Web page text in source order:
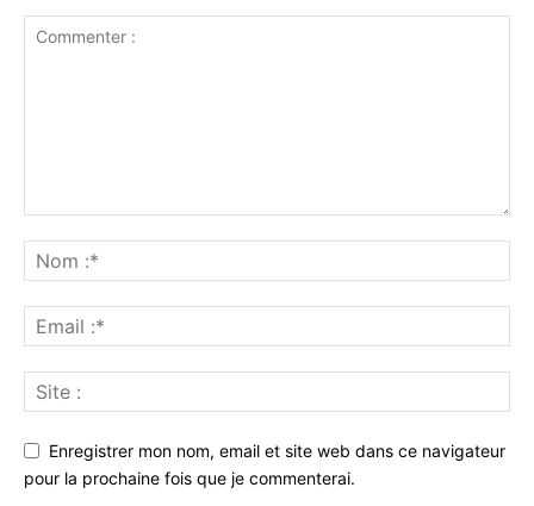
Enregistrer mon nom, email et site web dans ce navigateur
pour la prochaine fois que je commenterai.